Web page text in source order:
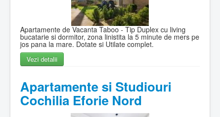
Apartamente de Vacanta Taboo - Tip Duplex cu living
bucatarie si dormitor, zona linistita la 5 minute de mers pe
jos pana la mare. Dotate si Utilate complet.
Vezi detalii
Apartamente si Studiouri
Cochilia Eforie Nord